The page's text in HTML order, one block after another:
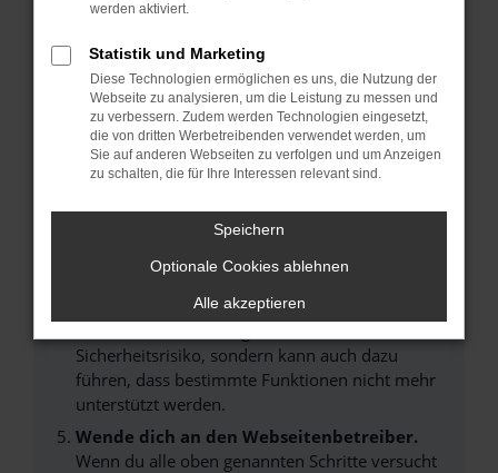
Prüfe deine Browsererweiterungen.
Manche Erweiterungen, wie Werbeblocker,
können das Laden bestimmter Seiten
verhindern. Funktioniert die Seite in einem
anderen Browser oder in einem privaten
Fenster?
Starte dein Gerät neu.
Probleme zu beheben.
Stelle sicher, dass dein Browser und dein
Betriebssystem auf dem neuesten Stand
Sicherheitsrisiko, sondern kann auch dazu
führen, dass bestimmte Funktionen nicht mehr
unterstützt werden.
Wende dich an den Webseitenbetreiber.
Wenn du alle oben genannten Schritte versucht
werden aktiviert.
Statistik und Marketing
Diese Technologien ermöglichen es uns, die Nutzung der
Webseite zu analysieren, um die Leistung zu messen und
zu verbessern. Zudem werden Technologien eingesetzt,
die von dritten Werbetreibenden verwendet werden, um
Sie auf anderen Webseiten zu verfolgen und um Anzeigen
zu schalten, die für Ihre Interessen relevant sind.
Speichern
Optionale Cookies ablehnen
Alle akzeptieren